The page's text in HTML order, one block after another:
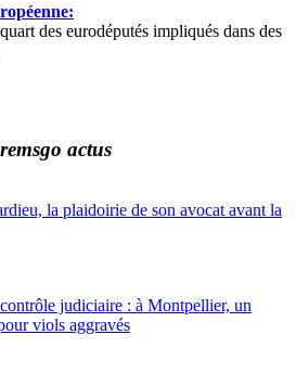
des eurodéputés impliqués dans des
actus
la plaidoirie de son avocat avant la
judiciaire : à Montpellier, un
viols aggravés